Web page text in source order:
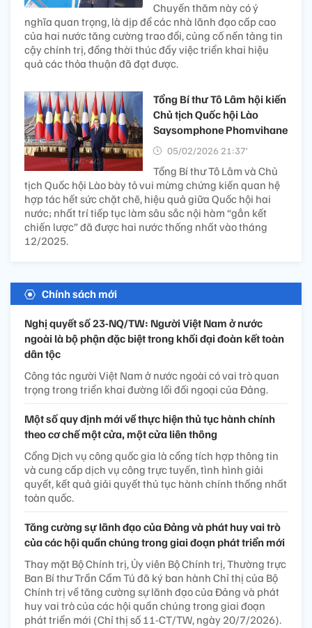
Chuyến thăm này có ý
nghĩa quan trọng, là dịp để các nhà lãnh đạo cấp cao
của hai nước tăng cường trao đổi, củng cố nền tảng tin
cậy chính trị, đồng thời thúc đẩy việc triển khai hiệu
quả các thỏa thuận đã đạt được.
Tổng Bí thư Tô Lâm hội kiến
Chủ tịch Quốc hội Lào
Saysomphone Phomvihane
05/02/2026 21:37’
Tổng Bí thư Tô Lâm và Chủ
tịch Quốc hội Lào bày tỏ vui mừng chứng kiến quan hệ
hợp tác hết sức chặt chẽ, hiệu quả giữa Quốc hội hai
nước; nhất trí tiếp tục làm sâu sắc nội hàm “gắn kết
chiến lược” đã được hai nước thống nhất vào tháng
12/2025.
Chính sách mới
Nghị quyết số 23-NQ/TW: Người Việt Nam ở nước
ngoài là bộ phận đặc biệt trong khối đại đoàn kết toàn
dân tộc
Công tác người Việt Nam ở nước ngoài có vai trò quan
trọng trong triển khai đường lối đối ngoại của Đảng.
Một số quy định mới về thực hiện thủ tục hành chính
theo cơ chế một cửa, một cửa liên thông
Cổng Dịch vụ công quốc gia là cổng tích hợp thông tin
và cung cấp dịch vụ công trực tuyến, tình hình giải
quyết, kết quả giải quyết thủ tục hành chính thống nhất
toàn quốc.
Tăng cường sự lãnh đạo của Đảng và phát huy vai trò
của các hội quần chúng trong giai đoạn phát triển mới
Thay mặt Bộ Chính trị, Ủy viên Bộ Chính trị, Thường trực
Ban Bí thư Trần Cẩm Tú đã ký ban hành Chỉ thị của Bộ
Chính trị về tăng cường sự lãnh đạo của Đảng và phát
huy vai trò của các hội quần chúng trong giai đoạn
phát triển mới (Chỉ thị số 11-CT/TW, ngày 20/7/2026).